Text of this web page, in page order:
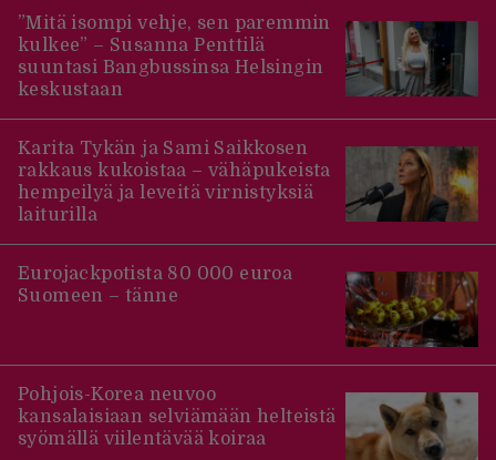
”Mitä isompi vehje, sen paremmin
kulkee” – Susanna Penttilä
suuntasi Bangbussinsa Helsingin
keskustaan
Karita Tykän ja Sami Saikkosen
rakkaus kukoistaa – vähäpukeista
hempeilyä ja leveitä virnistyksiä
laiturilla
Eurojackpotista 80 000 euroa
Suomeen – tänne
Pohjois-Korea neuvoo
kansalaisiaan selviämään helteistä
syömällä viilentävää koiraa